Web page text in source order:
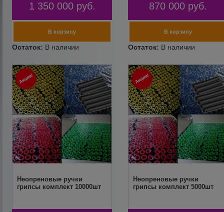
1 350 000 руб. 870 000 руб.
Неопреновые ручки
грипсы комплект 10000шт
Неопреновые ручки
грипсы комплект 5000шт